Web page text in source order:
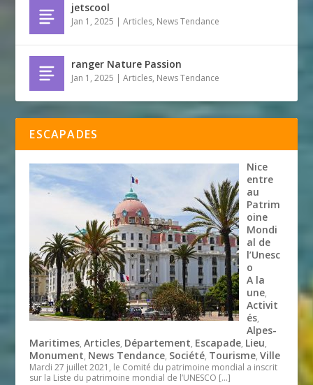
jetscool
Jan 1, 2025 |Articles, News Tendance
ranger Nature Passion
Jan 1, 2025 |Articles, News Tendance
ESCAPADES
Nice
entre
au
Patrim
oine
Mondi
al de
l’Unesc
o
A la
une,
Activit
és,
Alpes-
Maritimes,Articles, Département, Escapade, Lieu,
Monument, News Tendance, Société, Tourisme,Ville
Mardi 27 juillet 2021, le Comité du patrimoine mondial a inscrit
sur la Liste du patrimoine mondial de l’UNESCO […]